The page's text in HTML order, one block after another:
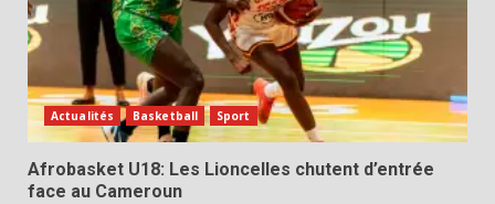
Actualités Basketball Sport
Afrobasket U18: Les Lioncelles chutent d’entrée
face au Cameroun